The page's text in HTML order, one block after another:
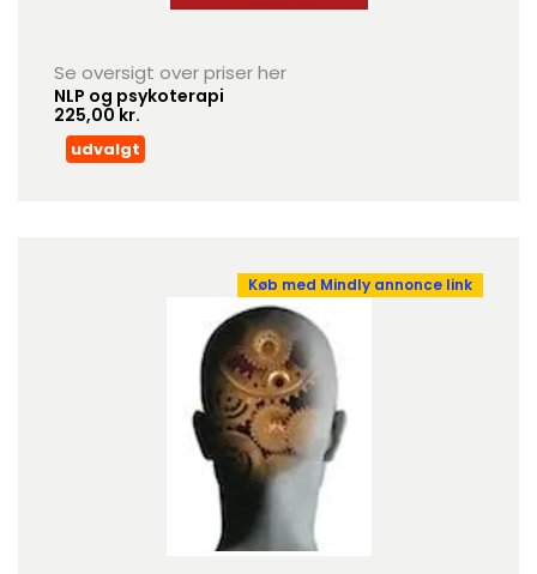
Se oversigt over priser her
NLP og psykoterapi
225,00 kr.
udvalgt
Køb med Mindly annonce link